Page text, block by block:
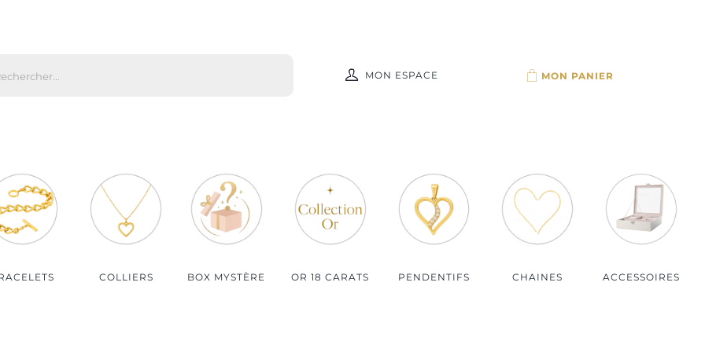
Bijoux Argent
Bijoux Plaqué Or
Bijoux Plaqué Or Rosé
Bijoux Homme
Bijoux Enfant
Bijoux de 100 à 150€
Bijoux de 150 à 200€
Bijoux plus de 200€
MON ESPACE
COLLIERS BOX MYSTÈRE OR 18 CARATS PENDENTIFS CHAINES ACCESSOIRES